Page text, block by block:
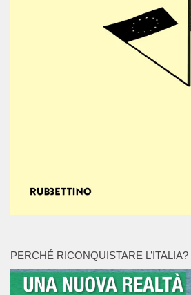
PERCHÉ RICONQUISTARE L’ITALIA?